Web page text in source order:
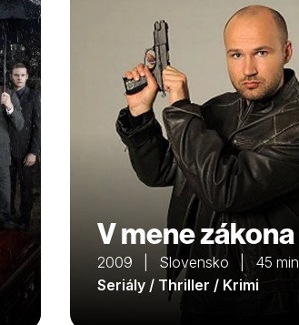
V mene zákona
2009 | Slovensko | 45 min
Seriály / Thriller / Krimi